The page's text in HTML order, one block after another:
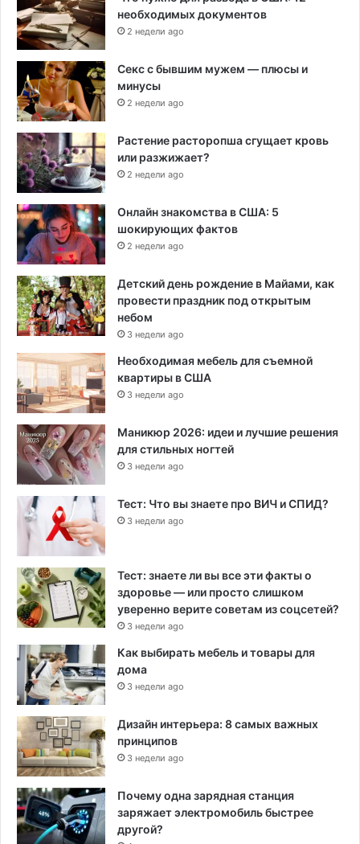
необходимых документов
2 недели ago
Секс с бывшим мужем — плюсы и
минусы
2 недели ago
Растение расторопша сгущает кровь
или разжижает?
2 недели ago
Онлайн знакомства в США: 5
шокирующих фактов
2 недели ago
Детский день рождение в Майами, как
провести праздник под открытым
небом
3 недели ago
Необходимая мебель для съемной
квартиры в США
3 недели ago
Маникюр 2026: идеи и лучшие решения
для стильных ногтей
3 недели ago
Тест: Что вы знаете про ВИЧ и СПИД?
3 недели ago
Тест: знаете ли вы все эти факты о
здоровье — или просто слишком
уверенно верите советам из соцсетей?
3 недели ago
Как выбирать мебель и товары для
дома
3 недели ago
Дизайн интерьера: 8 самых важных
принципов
3 недели ago
Почему одна зарядная станция
заряжает электромобиль быстрее
другой?